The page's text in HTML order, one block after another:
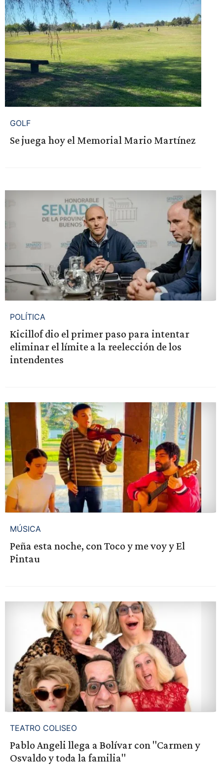
GOLF
Se juega hoy el Memorial Mario Martínez
POLÍTICA
Kicillof dio el primer paso para intentar
eliminar el límite a la reelección de los
intendentes
MÚSICA
Peña esta noche, con Toco y me voy y El
Pintau
TEATRO COLISEO
Pablo Angeli llega a Bolívar con "Carmen y
Osvaldo y toda la familia"